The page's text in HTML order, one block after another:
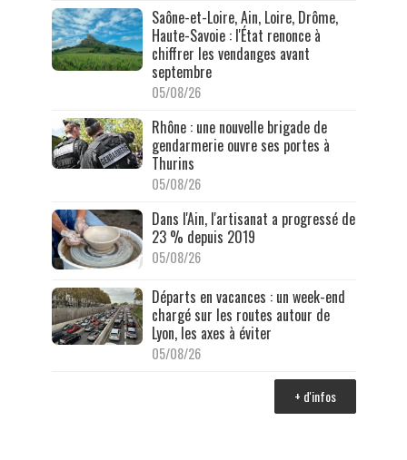
Saône-et-Loire, Ain, Loire, Drôme,
Haute-Savoie : l'État renonce à
chiffrer les vendanges avant
septembre
05/08/26
Rhône : une nouvelle brigade de
gendarmerie ouvre ses portes à
Thurins
05/08/26
Dans l'Ain, l'artisanat a progressé de
23 % depuis 2019
05/08/26
Départs en vacances : un week-end
chargé sur les routes autour de
Lyon, les axes à éviter
05/08/26
+ d'infos